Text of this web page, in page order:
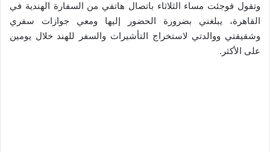
وتقول فوجئت مساء الثلاثاء باتصال هاتفي من السفارة الهندية في
القاهرة، يبلغني بضرورة الحضور إليها ومعي جوازات سفري
وشقيقتي ووالدتي لاستخراج التأشيرات والسفر للهند خلال يومين
على الأكثر.